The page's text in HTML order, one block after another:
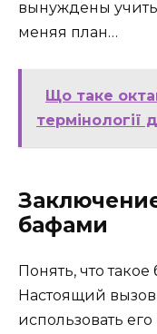
вынуждены
меняя план…
Що таке
термінології
бафами
Понять, что
Настоящий
использовать